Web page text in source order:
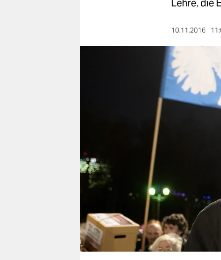
shop
fragen & hilfe
unterstützen
abo
genossenschaft
Lehre, die
10.11.2016